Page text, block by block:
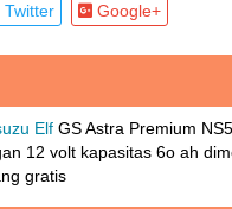
Twitter Google+
Elf GS Astra Premium
12 volt kapasitas 6o ah
gratis